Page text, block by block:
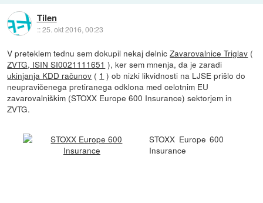
Tilen
::25. okt 2016, 00:23
V preteklem tednu sem dokupil nekaj delnicZavarovalnice Triglav (
ZVTG, ISIN SI0021111651 ), ker sem mnenja, da je zaradi
ukinjanja KDD računov ( 1 ) ob nizki likvidnosti na LJSE prišlo do
neupravičenega pretiranega odklona med celotnim EU
zavarovalniškim (STOXX Europe 600 Insurance) sektorjem in
ZVTG.
STOXX Europe 600
Insurance